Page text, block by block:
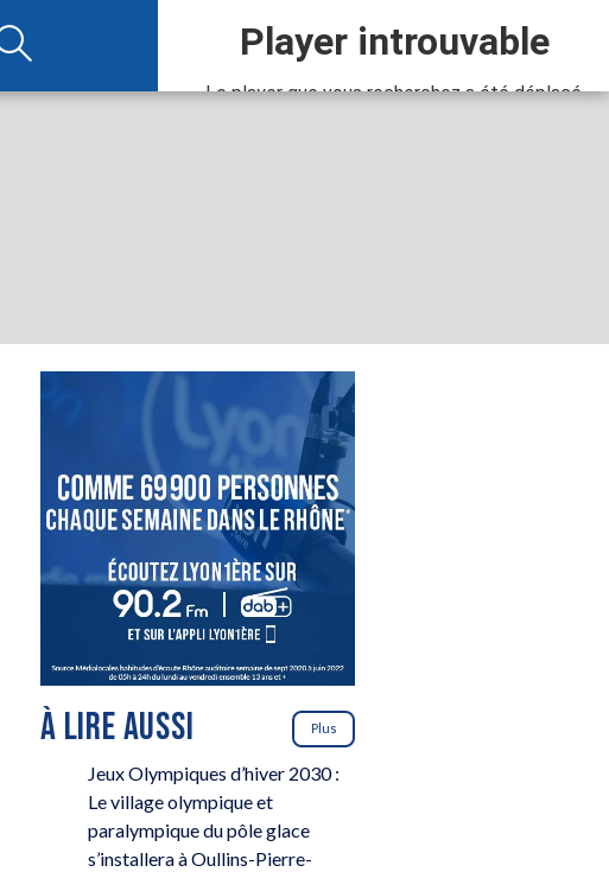
À LIRE AUSSI Plus
Jeux Olympiques d’hiver 2030 :
Le village olympique et
paralympique du pôle glace
s’installera à Oullins-Pierre-